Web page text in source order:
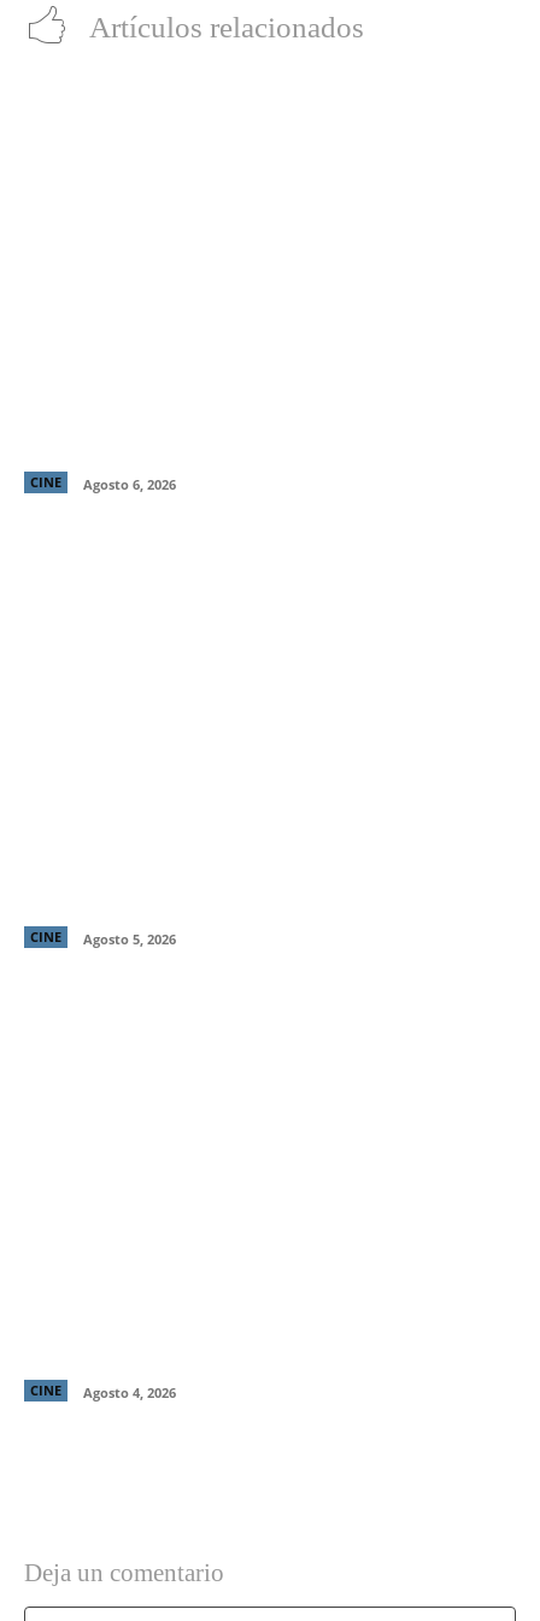
Artículos relacionados
CINE Agosto 6, 2026
CINE Agosto 5, 2026
CINE Agosto 4, 2026
Deja un comentario